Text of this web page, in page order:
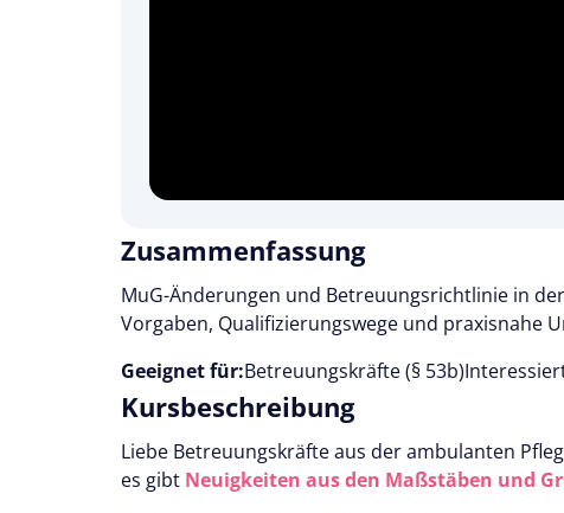
Zusammenfassung
MuG-Änderungen und Betreuungsrichtlinie in
Vorgaben, Qualifizierungswege und praxisnahe
Geeignet für:Betreuungskräfte (§ 53b)
Kursbeschreibung
Liebe Betreuungskräfte aus der ambulanten
es gibt Neuigkeiten aus den Maßstäben und